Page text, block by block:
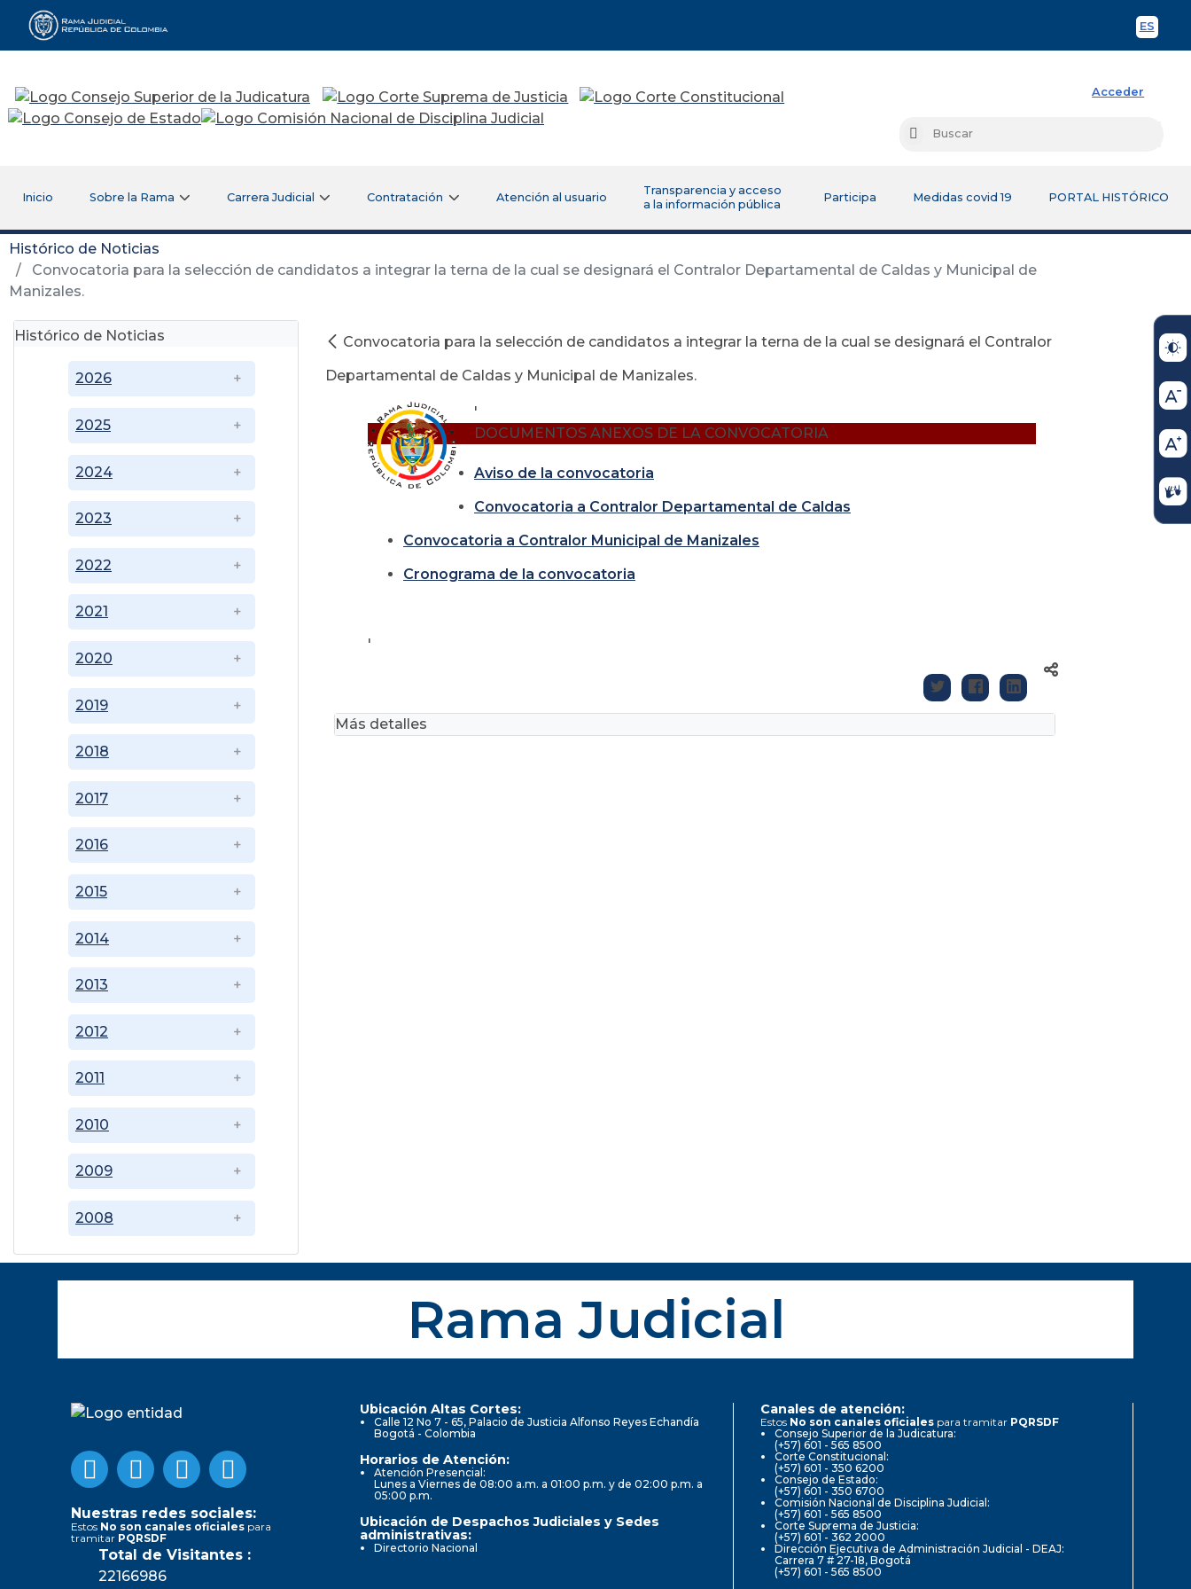
ES
Rama Judicial
Acceder
Buscar
Inicio Sobre la Rama Carrera Judicial Contratación Atención al usuario
Transparencia y acceso
a la información pública
Participa Medidas covid 19 PORTAL HISTÓRICO
Histórico de Noticias
Convocatoria para la selección de candidatos a integrar la terna de la cual se designará el Contralor Departamental de Caldas y Municipal de
Manizales.
Histórico de Noticias
2008
2009
2010
2011
2012
2013
2014
2015
2016
2017
2018
2019
2020
2021
2022
2023
2024
2025
2026
Convocatoria para la selección de candidatos a integrar la terna de la cual se designará el Contralor
Departamental de Caldas y Municipal de Manizales.
'
DOCUMENTOS ANEXOS DE LA CONVOCATORIA
Aviso de la convocatoria
Convocatoria a Contralor Departamental de Caldas
Convocatoria a Contralor Municipal de Manizales
Cronograma de la convocatoria
'
Más detalles
Rama Judicial
Nuestras redes sociales:
Estos No son canales oficiales para
tramitar PQRSDF
Total de Visitantes :
22166986
Ubicación Altas Cortes:
Calle 12 No 7 - 65, Palacio de Justicia Alfonso Reyes Echandía
Bogotá - Colombia
Horarios de Atención:
Atención Presencial:
Lunes a Viernes de 08:00 a.m. a 01:00 p.m. y de 02:00 p.m. a
05:00 p.m.
Ubicación de Despachos Judiciales y Sedes
administrativas:
Directorio Nacional
Canales de atención:
Estos No son canales oficiales para tramitar PQRSDF
Consejo Superior de la Judicatura:
(+57) 601 - 565 8500
Corte Constitucional:
(+57) 601 - 350 6200
Consejo de Estado:
(+57) 601 - 350 6700
Comisión Nacional de Disciplina Judicial:
(+57) 601 - 565 8500
Corte Suprema de Justicia:
(+57) 601 - 362 2000
Dirección Ejecutiva de Administración Judicial - DEAJ:
Carrera 7 # 27-18, Bogotá
(+57) 601 - 565 8500